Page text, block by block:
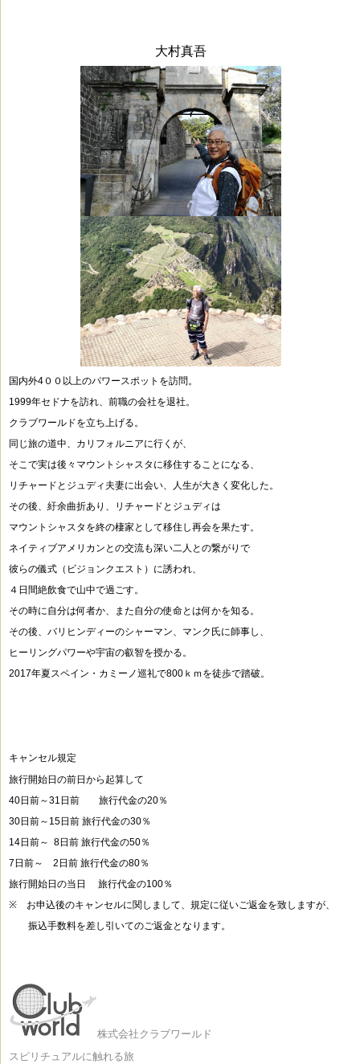
大村真吾
国内外4００以上のパワースポットを訪問。
1999年セドナを訪れ、前職の会社を退社。
クラブワールドを立ち上げる。
同じ旅の道中、カリフォルニアに行くが、
そこで実は後々マウントシャスタに移住することになる、
リチャードとジュディ夫妻に出会い、人生が大きく変化した。
その後、紆余曲折あり、リチャードとジュディは
マウントシャスタを終の棲家として移住し再会を果たす。
ネイティブアメリカンとの交流も深い二人との繋がりで
彼らの儀式 （ビジョンクエスト）に誘われ、
４日間絶飲食で山中で過ごす。
その時に自分は何者か、また自分の使命とは何かを知る。
その後、バリヒンディーのシャーマン、マンク氏に師事し、
ヒーリングパワーや宇宙の叡智を授かる。
2017年夏スペイン・カミーノ巡礼で800ｋｍを徒歩で踏破。
キャンセル規定
旅行開始日の前日から起算して
40日前～31日前 旅行代金の20％
30日前～15日前 旅行代金の30％
14日前～ 8日前 旅行代金の50％
7日前～ 2日前 旅行代金の80％
旅行開始日の当日 旅行代金の100％
※
お申込後のキャンセルに関しまして、規定に従いご返金を致しますが、
振込手数料を差し引いてのご返金となります。
株式会社クラブワールド
スピリチュアルに触れる旅